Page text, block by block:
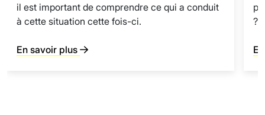
il est important de comprendre ce qui a conduit
à cette situation cette fois-ci.
En savoir plus
?